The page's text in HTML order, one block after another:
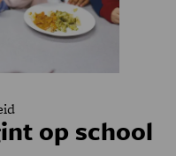
op school